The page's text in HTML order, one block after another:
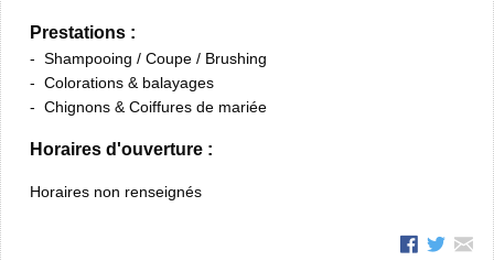
Prestations :
Shampooing / Coupe / Brushing
Colorations & balayages
Chignons & Coiffures de mariée
Horaires d'ouverture :
Horaires non renseignés